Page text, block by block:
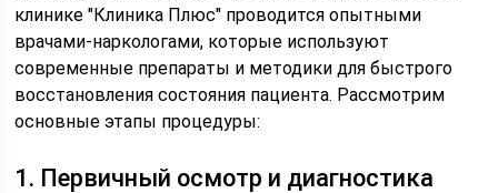
клинике "Клиника Плюс" проводится опытными
врачами-наркологами, которые используют
современные препараты и методики для быстрого
восстановления состояния пациента. Рассмотрим
основные этапы процедуры:
1. Первичный осмотр и диагностика